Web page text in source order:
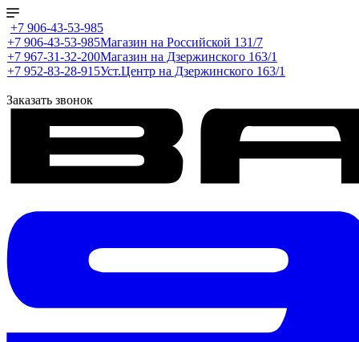
+7 906-43-53-985
+7 906-43-53-985Магазин на Российской 131/7
+7 967-31-32-200Магазин на Дзержинского 163/1
+7 952-83-28-915Уст.Центр на Дзержинского 163/1
Заказать звонок